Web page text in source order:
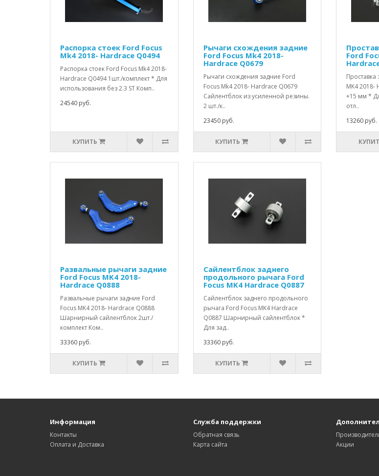
Распорка стоек Ford Focus
Mk4 2018- Hardrace Q0494
Распорка стоек Ford Focus Mk4 2018-
Hardrace Q0494 1шт./комплект * Для
использования без 2.3 ST Комп..
24540 руб.
КУПИТЬ
Рычаги схождения задние
Ford Focus Mk4 2018-
Hardrace Q0679
Рычаги схождения задние Ford
Focus Mk4 2018- Hardrace Q0679
Сайлентблок из усиленной резины.
2 шт./к..
23450 руб.
КУПИТЬ
Ford
MK4 2018-
+15 мм *
отл..
13260 руб.
Развальные рычаги задние
Ford Focus MK4 2018-
Hardrace Q0888
Развальные рычаги задние Ford
Focus MK4 2018- Hardrace Q0888
Шарнирный сайлентблок 2шт./
комплект Ком..
33360 руб.
КУПИТЬ
Сайлентблок заднего
продольного рычага Ford
Focus MK4 Hardrace Q0887
Сайлентблок заднего продольного
рычага Ford Focus MK4 Hardrace
Q0887 Шарнирный сайлентблок *
Для зад..
33360 руб.
КУПИТЬ
Информация
Контакты
Оплата и Доставка
Служба поддержки
Обратная связь
Карта сайта
Акции